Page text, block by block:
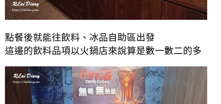
點餐後就能往飲料、冰品自助區出發
這邊的飲料品項以火鍋店來說算是數一數二的多